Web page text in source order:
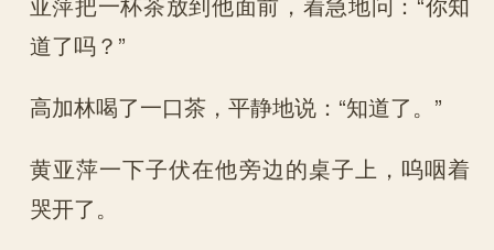
道了吗？”
高加林喝了一口茶，平静地说：“知道了。”
黄亚萍一下子伏在他旁边的桌子上，呜咽着
哭开了。